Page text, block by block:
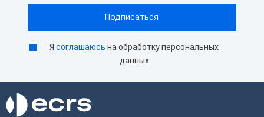
Ясоглашаюсь на обработку персональных
данных